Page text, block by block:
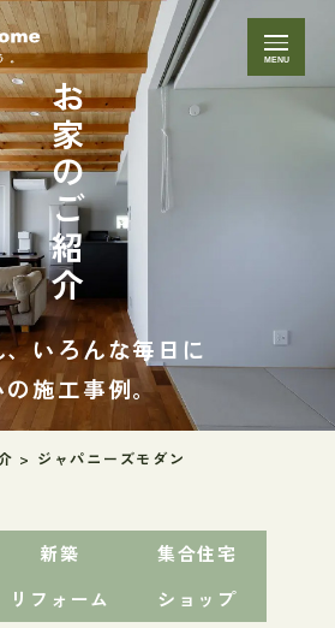
MENU
お家のご紹介
いろんな毎日に
施工事例。
> ジャパニーズモダン
新築
集合住宅
リフォーム
ショップ